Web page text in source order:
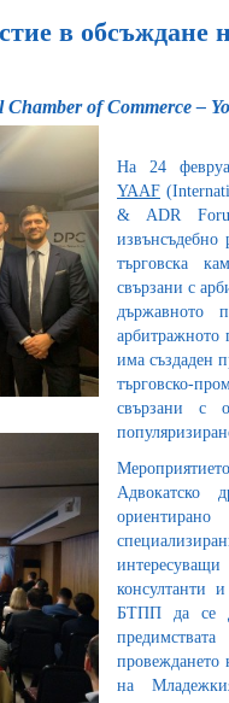
в обсъждане
of Commerce –
На 24
YAAF
& ADR
извънсъдебно
търговска
свързани с
държавното
арбитражното
има създаден
търговско-
свързани с
Адвокатско
консултанти
БТПП да се
провеждането
на